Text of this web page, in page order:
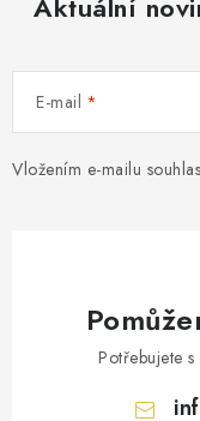
E-mail
Vložením e-mailu
Potřebujete